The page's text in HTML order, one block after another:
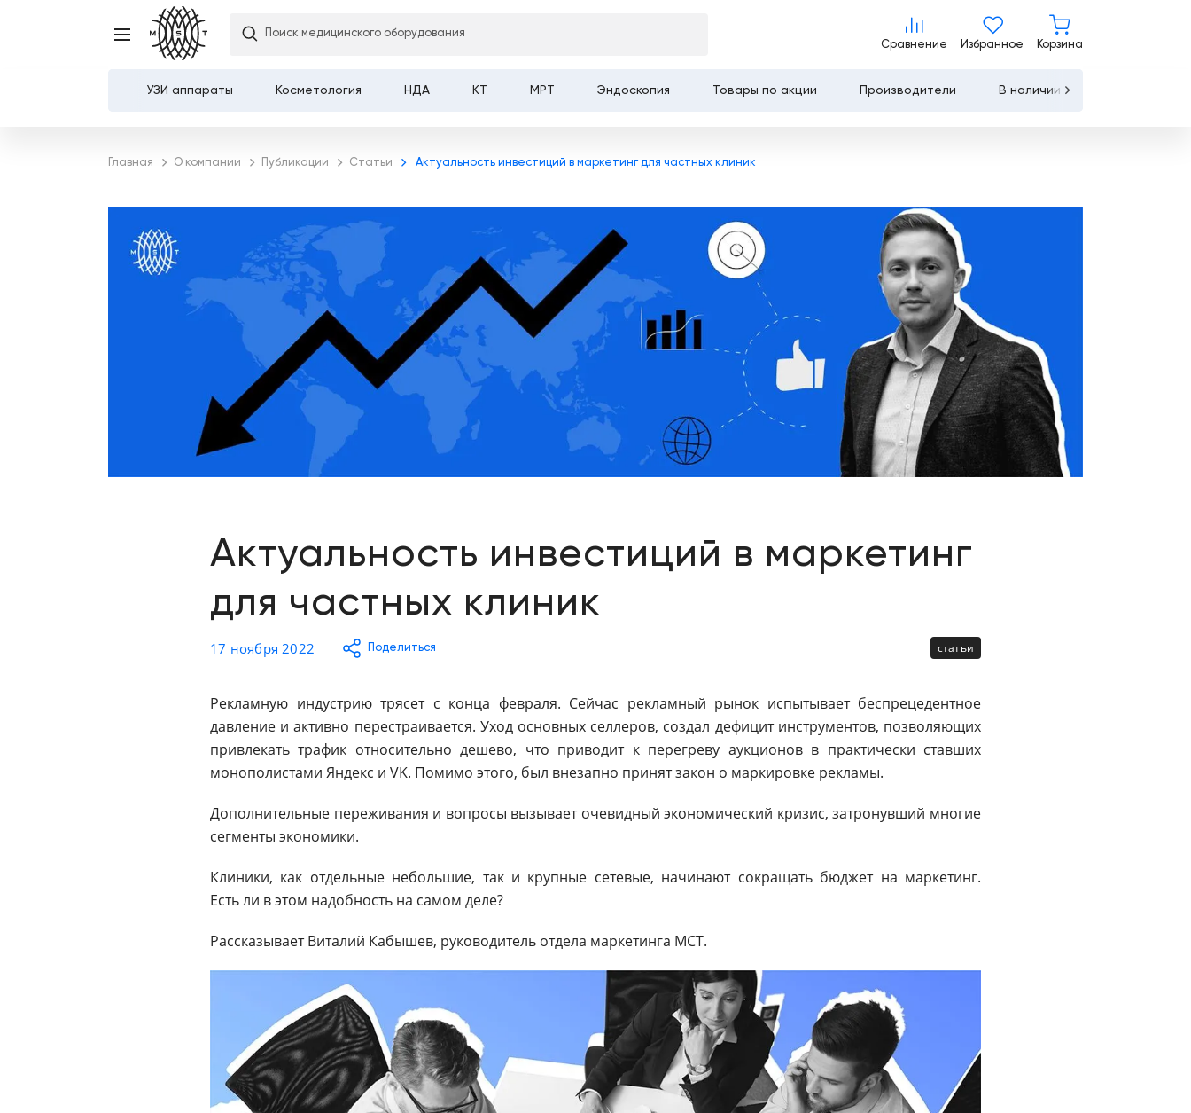
Обучение
Цифровизация
медицинского
бизнеса
Поиск медицинского оборудования
Сравнение
Сравнение
Избранное Корзина
УЗИ аппараты Косметология НДА КТ МРТ Эндоскопия Товары по акции Производители В наличии
Главная О компании Публикации Статьи Актуальность инвестиций в маркетинг для частных клиник
Актуальность инвестиций в маркетинг
для частных клиник
17 ноября 2022 Поделиться статьи
Рекламную индустрию трясет с конца февраля. Сейчас рекламный рынок испытывает беспрецедентное
давление и активно перестраивается. Уход основных селлеров, создал дефицит инструментов, позволяющих
привлекать трафик относительно дешево, что приводит к перегреву аукционов в практически ставших
монополистами Яндекс и VK. Помимо этого, был внезапно принят закон о маркировке рекламы.
Дополнительные переживания и вопросы вызывает очевидный экономический кризис, затронувший многие
сегменты экономики.
Клиники, как отдельные небольшие, так и крупные сетевые, начинают сокращать бюджет на маркетинг.
Есть ли в этом надобность на самом деле?
Рассказывает Виталий Кабышев, руководитель отдела маркетинга МСТ.